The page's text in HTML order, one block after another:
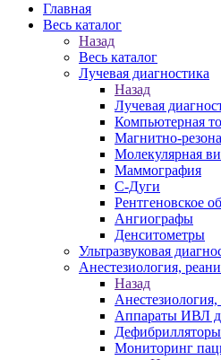
Главная
Весь каталог
Назад
Весь каталог
Лучевая диагностика
Назад
Лучевая
Компьютерная
Магнитно-
Молекулярная
Маммография
С-Дуги
Рентгеновское
Ангиографы
Денситометры
Ультразвуковая
Анестезиология,
Назад
Аппараты ИВЛ
Дефибрилляторы
Мониторинг